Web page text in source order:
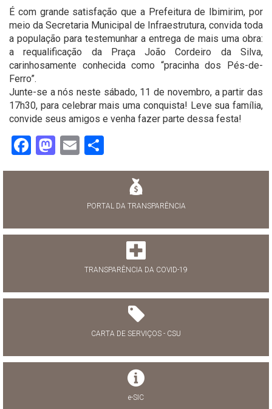
É com grande satisfação que a Prefeitura de Ibimirim, por
meio da Secretaria Municipal de Infraestrutura, convida toda
a população para testemunhar a entrega de mais uma obra:
a requalificação da Praça João Cordeiro da Silva,
carinhosamente conhecida como “pracinha dos Pés-de-
Ferro”.
Junte-se a nós neste sábado, 11 de novembro, a partir das
17h30, para celebrar mais uma conquista! Leve sua família,
convide seus amigos e venha fazer parte dessa festa!
Facebook
Mastodon
Email
PORTAL DA TRANSPARÊNCIA
TRANSPARÊNCIA DA COVID-19
CARTA DE SERVIÇOS - CSU
e-SIC